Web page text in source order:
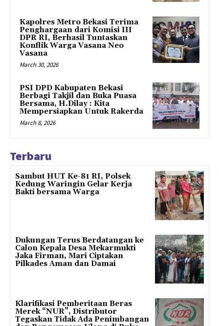
Kapolres Metro Bekasi Terima
Penghargaan dari Komisi III
DPR RI, Berhasil Tuntaskan
Konflik Warga Vasana Neo
Vasana
March 30, 2026
PSI DPD Kabupaten Bekasi
Berbagi Takjil dan Buka Puasa
Bersama, H.Dilay : Kita
Mempersiapkan Untuk Rakerda
March 8, 2026
Terbaru
Sambut HUT Ke-81 RI, Polsek
Kedung Waringin Gelar Kerja
Bakti bersama Warga
Dukungan Terus Berdatangan ke
Calon Kepala Desa Mekarmukti
Jaka Firman, Mari Ciptakan
Pilkades Aman dan Damai
Klarifikasi Pemberitaan Beras
Merek “NUR”, Distributor
Tegaskan Tidak Ada Penimbangan